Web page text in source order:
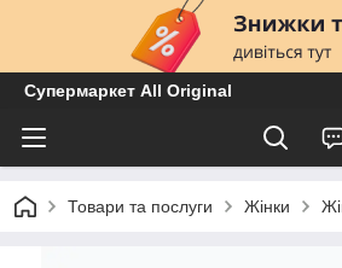
Супермаркет All Original
Товари та послуги Жінки